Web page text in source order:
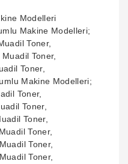
Modelleri
Makine Modelleri;
Toner,
Toner,
Toner,
Makine Modelleri;
Toner,
Toner,
Toner,
Toner,
Toner,
Toner,